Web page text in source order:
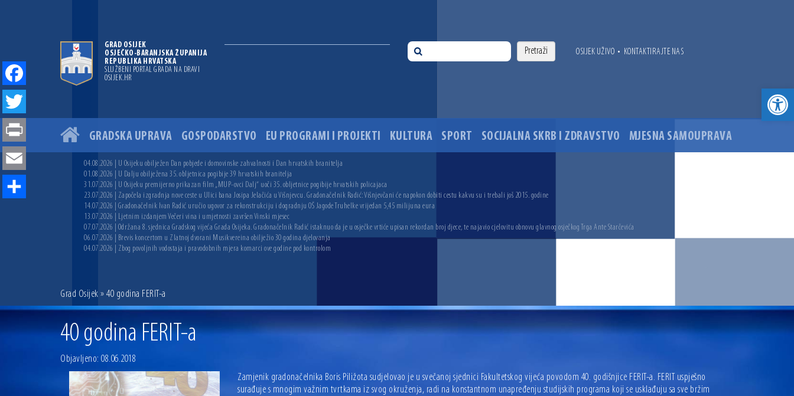
GRAD OSIJEK
OSJEČKO-BARANJSKA ŽUPANIJA
REPUBLIKA HRVATSKA
SLUŽBENI PORTAL GRADA NA DRAVI
OSIJEK.HR
OSIJEK UŽIVO • KONTAKTIRAJTE NAS
GRADSKA UPRAVA GOSPODARSTVO EU PROGRAMI I PROJEKTI KULTURA SPORT SOCIJALNA SKRB I ZDRAVSTVO MJESNA SAMOUPRAVA
04.08.2026 | U Osijeku obilježen Dan pobjede i domovinske zahvalnosti i Dan hrvatskih branitelja
01.08.2026 | U Dalju obilježena 35. obljetnica pogibije 39 hrvatskih branitelja
31.07.2026 | U Osijeku premijerno prikazan film „MUP-ovci Dalj“ uoči 35. obljetnice pogibije hrvatskih policajaca
23.07.2026 | Započela izgradnja nove ceste u Ulici bana Josipa Jelačića u Višnjevcu. Gradonačelnik Radić: Višnjevčani će napokon dobiti cestu kakvu su i trebali još 2015. godine
14.07.2026 | Gradonačelnik Ivan Radić uručio ugovor za rekonstrukciju i dogradnju OŠ Jagode Truhelke vrijedan 5,45 milijuna eura
13.07.2026 | Ljetnim izdanjem Večeri vina i umjetnosti završen Vinski mjesec
07.07.2026 | Održana 8. sjednica Gradskog vijeća Grada Osijeka. Gradonačelnik Radić istaknuo da je u osječke vrtiće upisan rekordan broj djece, te najavio cjelovitu obnovu glavnog osječkog Trga Ante Starčevića
06.07.2026 | Brevis koncertom u Zlatnoj dvorani Musikvereina obilježio 30 godina djelovanja
04.07.2026 | Zbog povoljnih vodostaja i pravodobnih mjera komarci ove godine pod kontrolom
Grad Osijek » 40 godina FERIT-a
40 godina FERIT-a
Objavljeno: 08.06.2018
Zamjenik gradonačelnika Boris Piližota sudjelovao je u svečanoj sjednici Fakultetskog vijeća povodom 40. godišnjice FERIT-a. FERIT uspješno
surađuje s mnogim važnim tvrtkama iz svog okruženja, radi na konstantnom unapređenju studijskih programa koji se usklađuju sa sve bržim
Facebook
Twitter
Print
Email